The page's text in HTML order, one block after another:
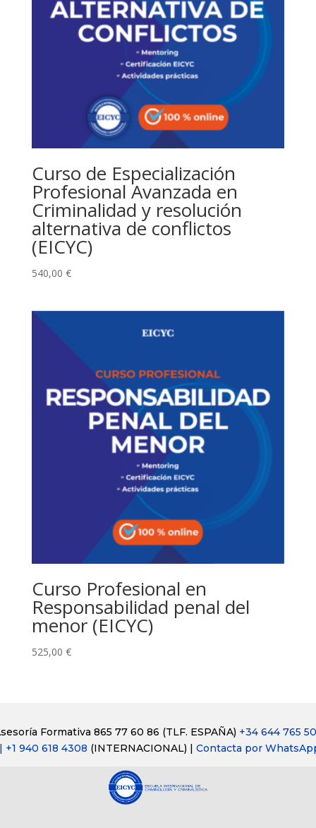
Curso de Especialización
Profesional Avanzada en
Criminalidad y resolución
alternativa de conflictos
(EICYC)
540,00 €
Curso Profesional en
Responsabilidad penal del
menor (EICYC)
525,00 €
Formativa 865 77 60 86 (TLF. ESPAÑA) +34 644 765
+1 940 618 4308 (INTERNACIONAL) | Contacta por